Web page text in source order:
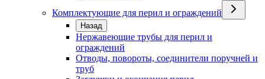
Комплектующие для перил и ограждений
Назад
Нержавеющие трубы для перил и
ограждений
Отводы, повороты, соединители поручней и
труб